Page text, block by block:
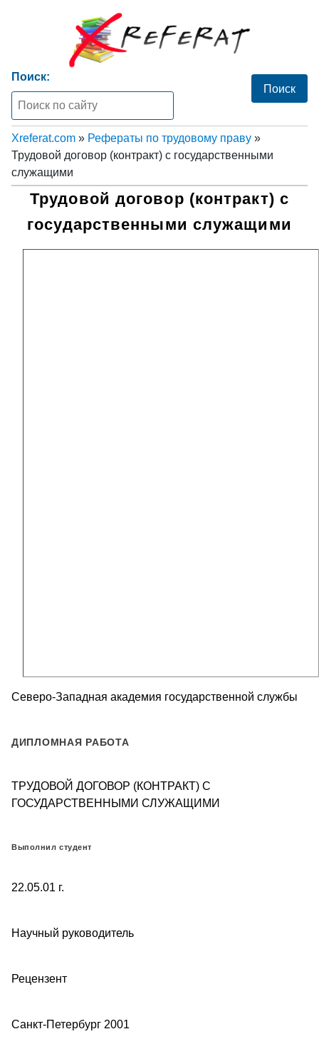
Поиск:
Xreferat.com » Рефераты по трудовому праву »
Трудовой договор (контракт) с государственными
служащими
Трудовой договор (контракт) с
государственными служащими
Северо-Западная академия государственной службы
ДИПЛОМНАЯ РАБОТА
ТРУДОВОЙ ДОГОВОР (КОНТРАКТ) С
ГОСУДАРСТВЕННЫМИ СЛУЖАЩИМИ
Выполнил студент
22.05.01 г.
Научный руководитель
Рецензент
Санкт-Петербург 2001